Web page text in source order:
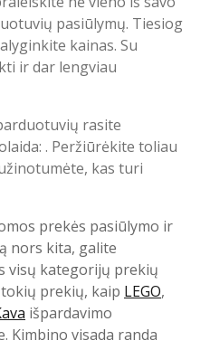
pasiūlymų. Tiesiog
kainas. Su
ir dar lengviau
rasite
. Peržiūrėkite toliau
kas turi
prekės pasiūlymo ir
nors kita, galite
visų kategorijų prekių
prekių, kaip LEGO,
išpardavimo
Kimbino visada randa